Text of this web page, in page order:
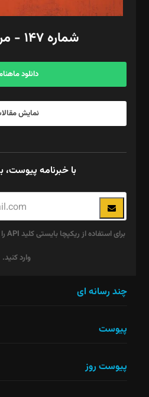
امور مالی: شاپور رهبری، محمد‌ کاظمی‌نیا
آگهی و مشترکین: ۰۹۱۹۹۹۹۰۴۵۴
شماره ۱۴۷ - مرداد ۱۴۰۵
دانلود
نمایش
با خبرنامه پیوست،
وارد کنید.
نباید
چند رسانه ای
پیوست
پیوست روز